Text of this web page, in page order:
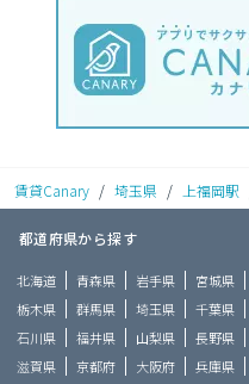
賃貸Canary / 埼玉県 / 上福岡駅
都道府県から探す
北海道 青森県 岩手県 宮城県
栃木県
群馬県 埼玉県 千葉県
石川県
福井県 山梨県 長野県
滋賀県
京都府 大阪府 兵庫県